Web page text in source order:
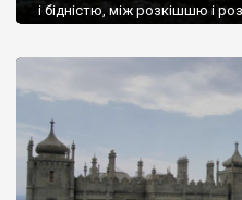
і бідністю, між розкішшю і